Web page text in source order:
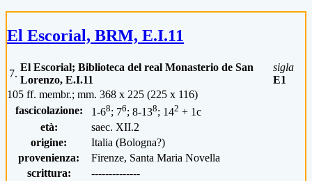
El Escorial, BRM, E.I.11
7.
El Escorial; Biblioteca del real Monasterio de San
Lorenzo, E.I.11
sigla
E1
105 ff. membr.; mm. 368 x 225 (225 x 116)
fascicolazione:
1-68; 76; 8-138; 142 + 1c
età:
saec. XII.2
origine:
Italia (Bologna?)
provenienza:
Firenze, Santa Maria Novella
scrittura:
--------------